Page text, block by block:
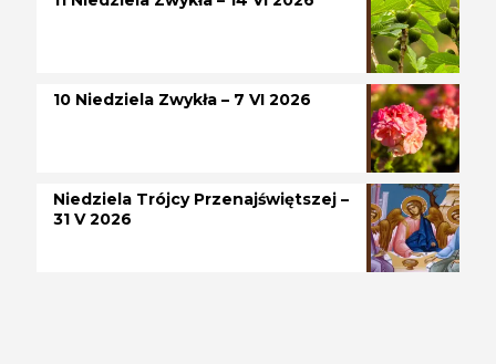
10 Niedziela Zwykła – 7 VI 2026
Niedziela Trójcy Przenajświętszej –
31 V 2026